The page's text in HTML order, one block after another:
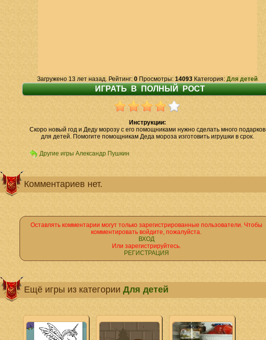
Загружено 13 лет назад. Рейтинг: 0 Просмотры: 14093 Категория: Для детей
Инструкции:
Скоро новый год и Деду морозу с его помощниками нужно сделать много подарков
для детей. Помогите помощникам Деда мороза изготовить игрушки в срок.
Другие игры Александр Пушкин
Комментариев нет.
Оставлять комментарии могут только зарегистрированные пользователи. Чтобы
комментировать войдите, пожалуйста.
ВХОД
Или зарегистрируйтесь.
РЕГИСТРАЦИЯ
Ещё игры из категории Для детей